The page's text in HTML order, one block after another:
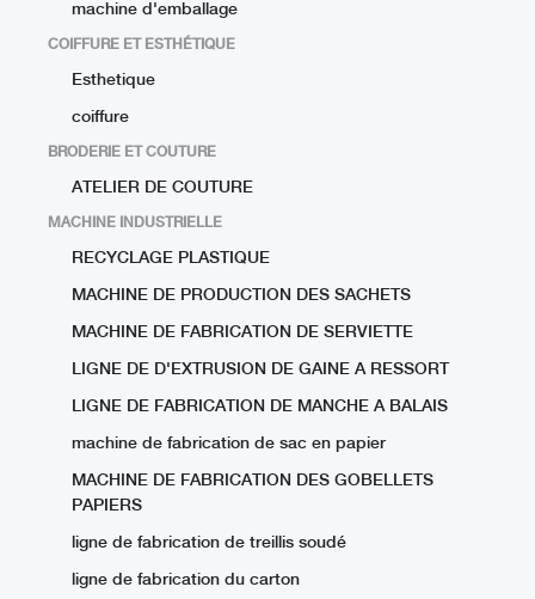
machine d'emballage
COIFFURE ET ESTHÉTIQUE
Esthetique
coiffure
BRODERIE ET COUTURE
ATELIER DE COUTURE
MACHINE INDUSTRIELLE
RECYCLAGE PLASTIQUE
MACHINE DE PRODUCTION DES SACHETS
MACHINE DE FABRICATION DE SERVIETTE
LIGNE DE D'EXTRUSION DE GAINE A RESSORT
LIGNE DE FABRICATION DE MANCHE A BALAIS
machine de fabrication de sac en papier
MACHINE DE FABRICATION DES GOBELLETS
PAPIERS
ligne de fabrication de treillis soudé
ligne de fabrication du carton